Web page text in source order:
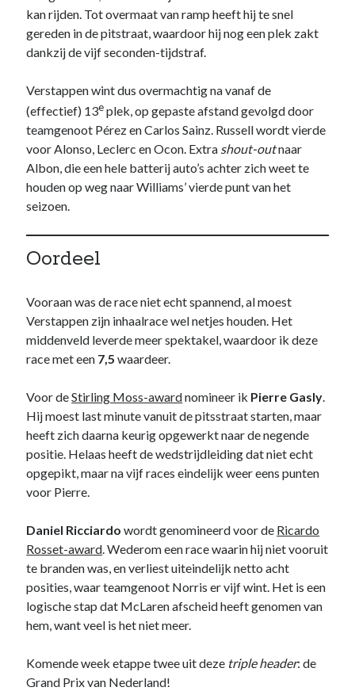
kan rijden. Tot overmaat van ramp heeft hij te snel
gereden in de pitstraat, waardoor hij nog een plek zakt
dankzij de vijf seconden-tijdstraf.
Verstappen wint dus overmachtig na vanaf de
(effectief) 13eplek, op gepaste afstand gevolgd door
teamgenoot Pérez en Carlos Sainz. Russell wordt vierde
voor Alonso, Leclerc en Ocon. Extra shout-outnaar
Albon, die een hele batterij auto’s achter zich weet te
houden op weg naar Williams’ vierde punt van het
seizoen.
Oordeel
Vooraan was de race niet echt spannend, al moest
Verstappen zijn inhaalrace wel netjes houden. Het
middenveld leverde meer spektakel, waardoor ik deze
race met een 7,5 waardeer.
Voor deStirling Moss-awardnomineer ik Pierre Gasly.
Hij moest last minute vanuit de pitsstraat starten, maar
heeft zich daarna keurig opgewerkt naar de negende
positie. Helaas heeft de wedstrijdleiding dat niet echt
opgepikt, maar na vijf races eindelijk weer eens punten
voor Pierre.
Daniel Ricciardo wordt genomineerd voor de Ricardo
Rosset-award. Wederom een race waarin hij niet vooruit
te branden was, en verliest uiteindelijk netto acht
posities, waar teamgenoot Norris er vijf wint. Het is een
logische stap dat McLaren afscheid heeft genomen van
hem, want veel is het niet meer.
Komende week etappe twee uit deze triple header: de
Grand Prix van Nederland!